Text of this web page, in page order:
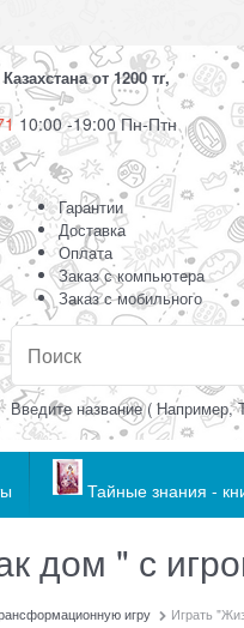
Казахстана от 1200 тг,
10:00 -19:00 Пн-Птн
Гарантии
Доставка
Оплата
Заказ с компьютера
Заказ с мобильного
Введите название ( Например,
Тайные знания -
дом " с
игру Играть